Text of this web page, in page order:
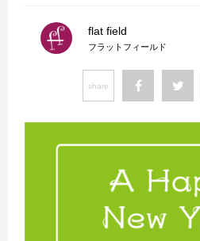
flat field
フラットフィールド
share